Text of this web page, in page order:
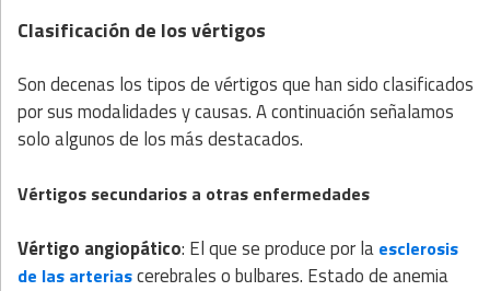
Clasificación de los vértigos
Son decenas los tipos de vértigos que han sido clasificados
por sus modalidades y causas. A continuación señalamos
solo algunos de los más destacados.
Vértigos secundarios a otras enfermedades
Vértigo angiopático: El que se produce por la esclerosis
de las arteriascerebrales o bulbares. Estado de anemia